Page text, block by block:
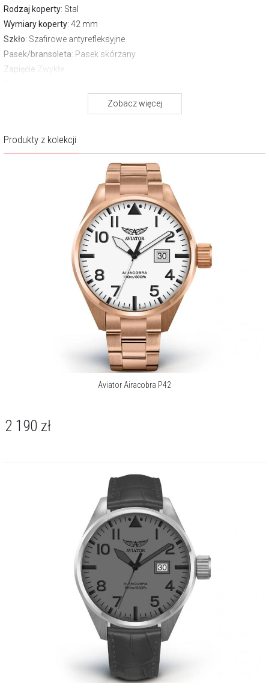
Rodzaj koperty: Stal
Wymiary koperty: 42 mm
Szkło: Szafirowe antyrefleksyjne
Pasek/bransoleta: Pasek skórzany
Zapięcie Zwykłe
2 lata
Monochromatyczna estetyka modelu Airacobra P42 buduje wrażenie
dyskretnej siły i profesjonalizmu. Głęboka czerń tarczy, inspirowana
instrumentami pokładowymi myśliwca, stanowi idealne tło dla
kontrastujących indeksów i wskazówek - pokrytych masą Super-
LumiNova, co gwarantuje bezbłędną czytelność w każdych
warunkach. Wzrok przykuwa charakterystyczny, powiększony
datownik „Big Date” na godzinie trzeciej: wyrazisty i funkcjonalny
akcent całej kompozycji.
Koperta o średnicy 42 mm, wykonana ze stali szlachetnej, pokryta
jest w całości matową, czarną powłoką PVD. Jej wykończenie to
szczotkowana powierzchnia o klasycznym, lotniczym wzornictwie,
które dopełnia powiększona koronka inspirowana wyposażeniem
wojskowych samolotów. Tarczę chroni odporne na zarysowania
szkło szafirowe, a całość spoczywa na pasku z naturalnej skóry -
podkreślającym militarny rodowód czasomierza.
Za precyzję wskazań odpowiada szwajcarski mechanizm kwarcowy,
pozwala na swobodne pływanie powierzchniowe i codzienny kontakt
AVIATOR Airacobra P42 to czasomierz o wyrazistym, lotniczym
charakterze, który sprawdzi się zarówno w codziennych stylizacjach,
jak i tych bliższych smart casual. Wytrzymałość i czytelność czynią
go niezawodnym towarzyszem na co dzień, a unikalny design
subtelnie podkreśli indywidualizm właściciela.
O kolekcji Airacobra P42
Aviator Airacobra P42 to hołd dla legendarnych myśliwców, łączący
militarną precyzję z klasycznym, lotniczym designem. Matowa tarcza
z wyraźnymi wskazówkami i cyframi o wysokim kontraście oraz
duże okno kalendarza na godzinie 3 zapewniają czytelność i
funkcjonalność w każdym detalu. Koperta o średnicy 42 mm,
dostępna w stali szlachetnej lub różowym złocie, łączy solidność z
elegancją, a zakręcana koronka i ergonomiczne uszy gwarantują
Zobacz więcej
Produkty z kolekcji
Aviator Airacobra P42
2 190 zł